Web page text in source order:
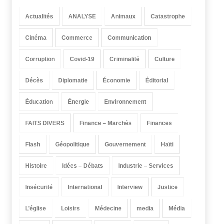
Actualités ANALYSE Animaux Catastrophe
Cinéma Commerce Communication
Corruption Covid-19 Criminalité Culture
Décès Diplomatie Économie Éditorial
Éducation Énergie Environnement
FAITS DIVERS Finance – Marchés Finances
Flash Géopolitique Gouvernement Haïti
Histoire Idées – Débats Industrie – Services
Insécurité International Interview Justice
L’église Loisirs Médecine media Média